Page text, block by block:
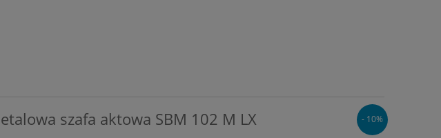
szafa aktowa SBM 102 M LX - 10%